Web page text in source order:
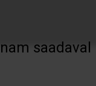
saadaval